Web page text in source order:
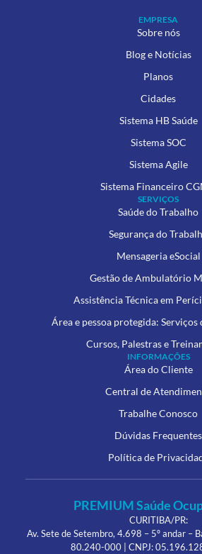
EMPRESA
Sobre nós
Blog e Notícias
Planos
Cidades
Sistema HB Saúde
Sistema SOC
Sistema Agile
Sistema Financeiro
SERVIÇOS
Saúde do Trabalho
Segurança do
Mensageria eSocial
Gestão de Ambulatório
Assistência Técnica em
Área e pessoa protegida:
Cursos, Palestras e
INFORMAÇÕES
Área do Cliente
Central de
Trabalhe Conosco
Dúvidas Frequentes
Política de
PREMIUM Saúde
CURITIBA/PR:
Av. Sete de Setembro, 4.698 – 5º andar –
80.240-000 | CNPJ: